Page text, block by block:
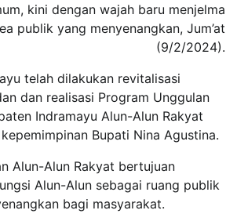
kini dengan wajah baru menjelma
publik yang menyenangkan, Jum’at
(9/2/2024).
telah dilakukan revitalisasi
dan realisasi Program Unggulan
Indramayu Alun-Alun Rakyat
Bupati Nina Agustina.
Alun-Alun Rakyat bertujuan
Alun-Alun sebagai ruang publik
bagi masyarakat.